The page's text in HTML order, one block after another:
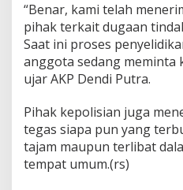
“Benar, kami telah
pihak terkait dugaan
Saat ini proses
anggota sedang meminta
ujar AKP Dendi Putra.
Pihak kepolisian juga
tegas siapa pun yang
tajam maupun terlibat
tempat umum.(rs)